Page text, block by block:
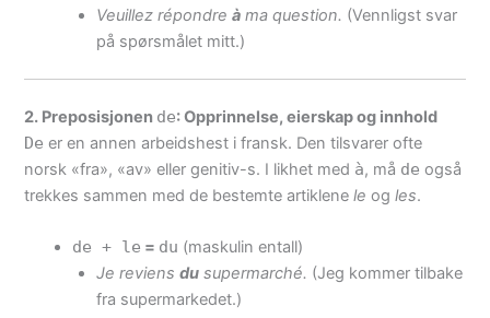
Veuillez répondreà ma question. (Vennligst svar
på spørsmålet mitt.)
2. Preposisjonen de: Opprinnelse, eierskap og innhold
De er en annen arbeidshest i fransk. Den tilsvarer ofte
norsk «fra», «av» eller genitiv-s. I likhet med à, må de også
trekkes sammen med de bestemte artiklenele ogles.
de + le = du (maskulin entall)
Je reviensdu supermarché. (Jeg kommer tilbake
fra supermarkedet.)